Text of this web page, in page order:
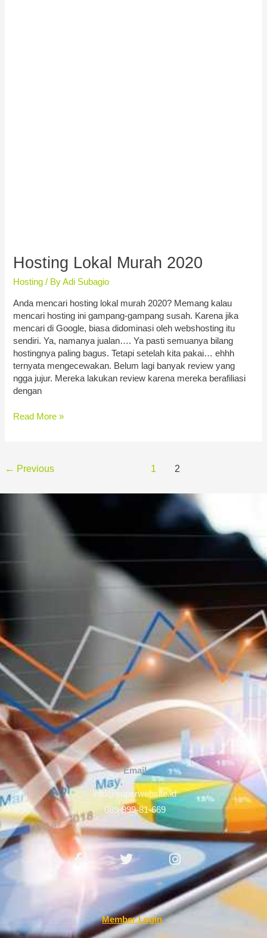
Hosting Lokal Murah 2020
Hosting / ByAdi Subagio
Anda mencari hosting lokal murah 2020? Memang kalau
mencari hosting ini gampang-gampang susah. Karena jika
mencari di Google, biasa didominasi oleh webshosting itu
sendiri. Ya, namanya jualan…. Ya pasti semuanya bilang
hostingnya paling bagus. Tetapi setelah kita pakai… ehhh
ternyata mengecewakan. Belum lagi banyak review yang
ngga jujur. Mereka lakukan review karena mereka berafiliasi
dengan
Read More »
← Previous 1 2
Email
info@superwebsite.id
089-999-81-669
Facebook-
f
Twitter Instagram
Member Login